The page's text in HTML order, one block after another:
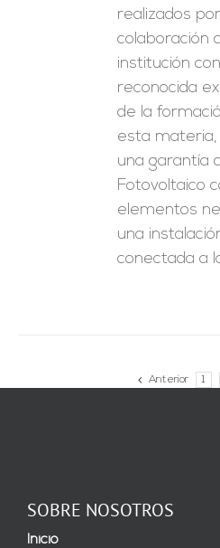
realizados
colaboración
institución
reconocida
de la
esta materia,
una garantía
Fotovoltaico
elementos
una
conectada a
Anterior 1
SOBRE NOSOTROS
Inicio